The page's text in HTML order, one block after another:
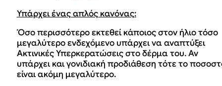
Υπάρχει ένας απλός κανόνας:
Όσο περισσότερο εκτεθεί κάποιος στον ήλιο τόσο
μεγαλύτερο ενδεχόμενο υπάρχει να αναπτύξει
Ακτινικές Υπερκερατώσεις στο δέρμα του. Αν
υπάρχει και γονιδιακή προδιάθεση τότε το
είναι ακόμη μεγαλύτερο.